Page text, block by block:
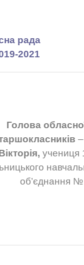
рада
2021
Голова
учениця
об’єднання